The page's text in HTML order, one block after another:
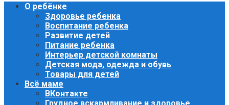
О ребёнке
Здоровье ребенка
Воспитание ребенка
Развитие детей
Питание ребенка
Интерьер детской комнаты
Детская мода, одежда и обувь
Товары для детей
Всё маме
ВКонтакте